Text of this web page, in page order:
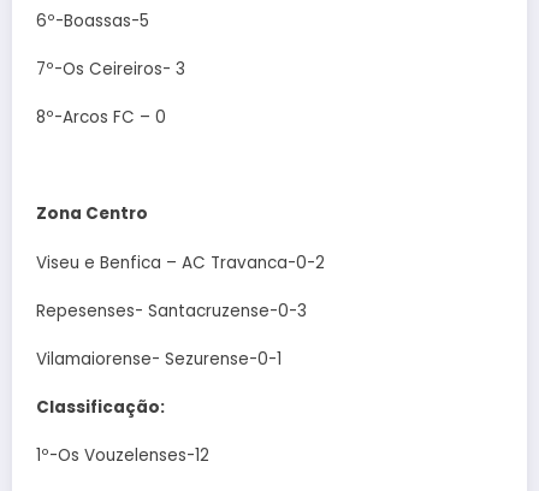
6º-Boassas-5
7º-Os Ceireiros- 3
8º-Arcos FC – 0
Zona Centro
Viseu e Benfica – AC Travanca-0-2
Repesenses- Santacruzense-0-3
Vilamaiorense- Sezurense-0-1
Classificação:
1º-Os Vouzelenses-12